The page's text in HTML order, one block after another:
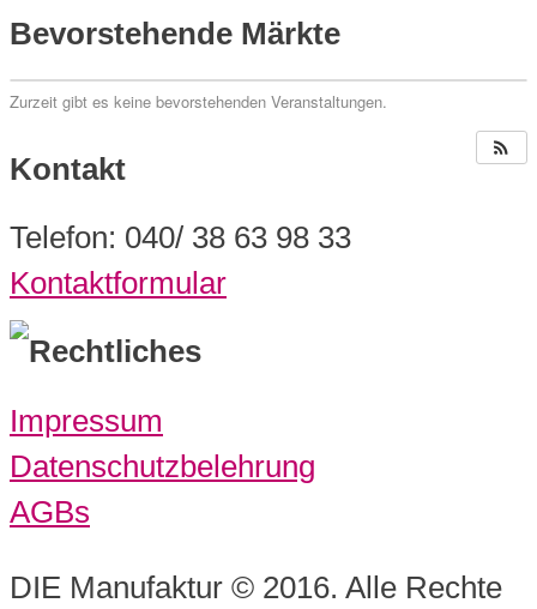
Bevorstehende Märkte
Zurzeit gibt es keine bevorstehenden Veranstaltungen.
Kontakt
Telefon: 040/ 38 63 98 33
Kontaktformular
Rechtliches
Impressum
Datenschutzbelehrung
AGBs
DIE Manufaktur © 2016. Alle Rechte